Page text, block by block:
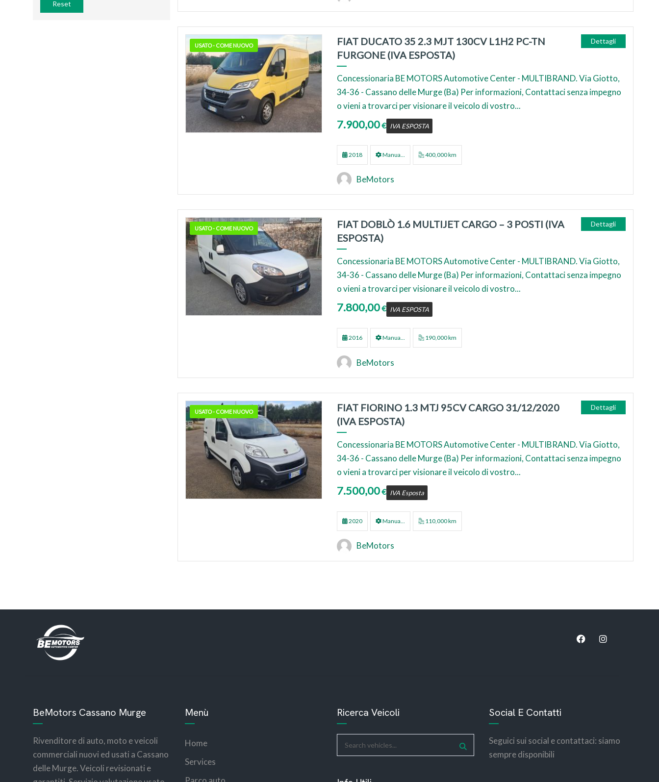
Reset
USATO - COME NUOVO
FIAT DUCATO 35 2.3 MJT 130CV L1H2 PC-TN
FURGONE (IVA ESPOSTA)
Concessionaria BE MOTORS Automotive Center - MULTIBRAND. Via Giotto,
34-36 - Cassano delle Murge (Ba) Per informazioni, Contattaci senza impegno
o vieni a trovarci per visionare il veicolo di vostro...
7.900,00€ IVA ESPOSTA
Dettagli
2018 Manua... 400,000 km
BeMotors
USATO - COME NUOVO
FIAT DOBLÒ 1.6 MULTIJET CARGO – 3 POSTI (IVA
ESPOSTA)
Concessionaria BE MOTORS Automotive Center - MULTIBRAND. Via Giotto,
34-36 - Cassano delle Murge (Ba) Per informazioni, Contattaci senza impegno
o vieni a trovarci per visionare il veicolo di vostro...
7.800,00€ IVA ESPOSTA
Dettagli
2016 Manua... 190,000 km
BeMotors
USATO - COME NUOVO
FIAT FIORINO 1.3 MTJ 95CV CARGO 31/12/2020
(IVA ESPOSTA)
Concessionaria BE MOTORS Automotive Center - MULTIBRAND. Via Giotto,
34-36 - Cassano delle Murge (Ba) Per informazioni, Contattaci senza impegno
o vieni a trovarci per visionare il veicolo di vostro...
7.500,00€ IVA Esposta
Dettagli
2020 Manua... 110,000 km
BeMotors
BeMotors Cassano Murge
Rivenditore di auto, moto e veicoli
commerciali nuovi ed usati a Cassano
delle Murge. Veicoli revisionati e
Menù
Home
Services
Ricerca Veicoli Social E Contatti
Seguici sui social e contattaci: siamo
sempre disponibili